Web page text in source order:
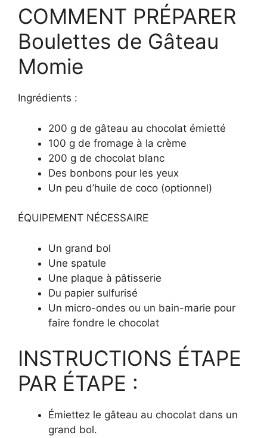
COMMENT PRÉPARER
Boulettes de Gâteau
Momie
Ingrédients :
200 g de gâteau au chocolat émietté
100 g de fromage à la crème
200 g de chocolat blanc
Des bonbons pour les yeux
Un peu d’huile de coco (optionnel)
ÉQUIPEMENT NÉCESSAIRE
Un grand bol
Une spatule
Une plaque à pâtisserie
Du papier sulfurisé
Un micro-ondes ou un bain-marie pour
faire fondre le chocolat
INSTRUCTIONS ÉTAPE
PAR ÉTAPE :
Émiettez le gâteau au chocolat dans un
grand bol.